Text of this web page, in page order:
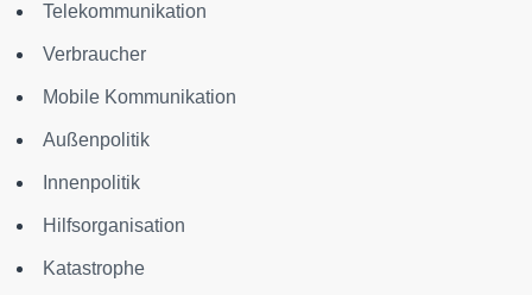
Telekommunikation
Verbraucher
Mobile Kommunikation
Außenpolitik
Innenpolitik
Hilfsorganisation
Katastrophe